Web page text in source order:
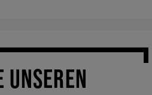
UNSEREN